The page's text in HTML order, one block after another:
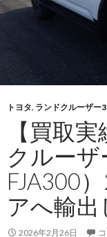
トヨタ, ランドクルーザー
【買取
クルー
FJA300
アへ輸出
2026年2月26日